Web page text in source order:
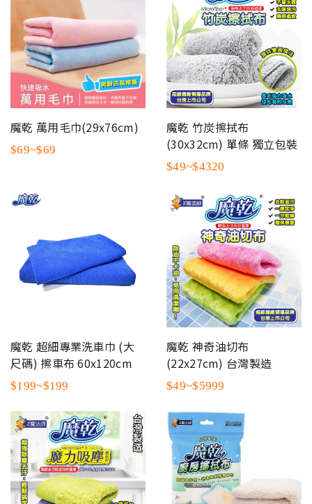
魔乾 萬用毛巾(29x76cm)
$69~$69
魔乾 竹炭擦拭布
(30x32cm) 單條 獨立包裝
$49~$4320
魔乾 超細專業洗車巾 (大
尺碼) 擦車布 60x120cm
$199~$199
魔乾 神奇油切布
(22x27cm) 台灣製造
$49~$5999